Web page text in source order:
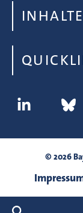
Suche
INHALTE
© 2026